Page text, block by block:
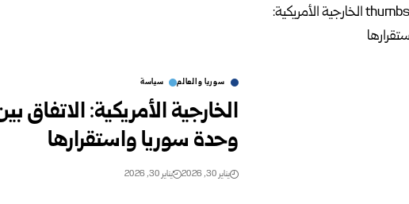
سوريا والعالم سياسة
الخارجية الأمريكية:
وحدة سوريا واستقرارها
يناير 30, 2026 يناير 30, 2026